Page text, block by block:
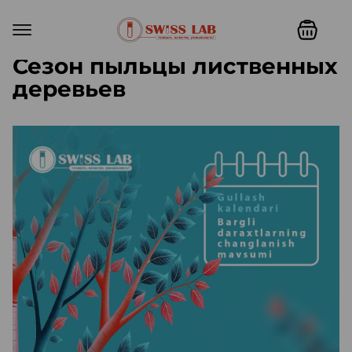
Сезон пыльцы лиственных
деревьев